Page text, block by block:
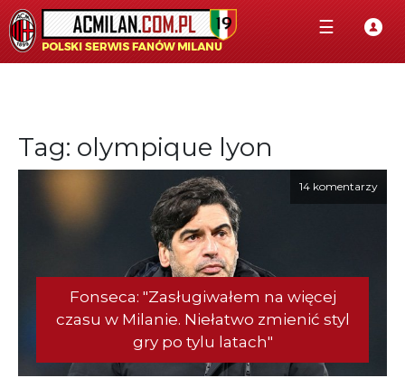
☰
Tag: olympique lyon
14 komentarzy
Fonseca: "Zasługiwałem na więcej
czasu w Milanie. Niełatwo zmienić styl
gry po tylu latach"